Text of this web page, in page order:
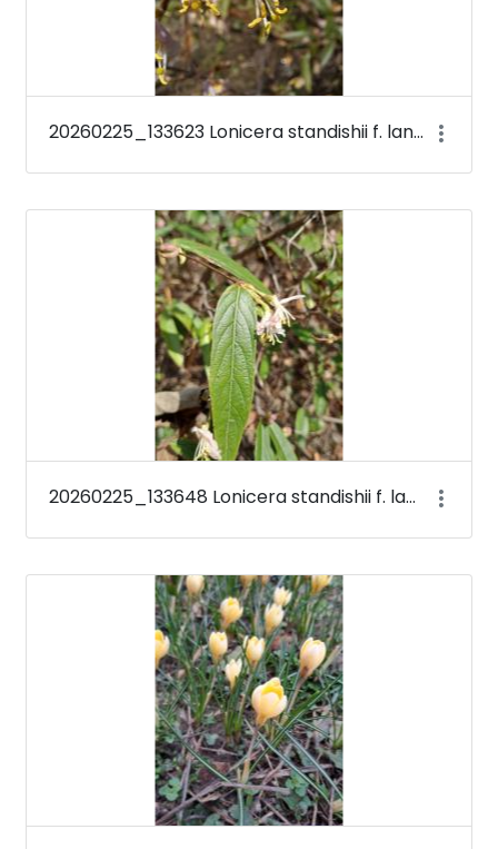
20260225_133623 Lonicera standishii f. lancifolia
20260225_133648 Lonicera standishii f. lancifolia